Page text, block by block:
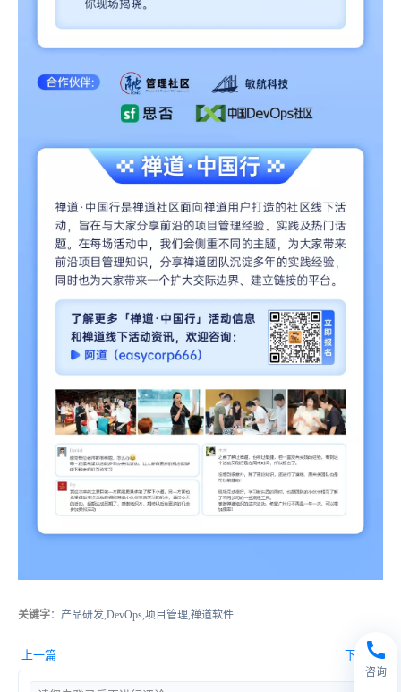
关键字：产品研发,DevOps,项目管理,禅道软件
上一篇 下一篇
咨询